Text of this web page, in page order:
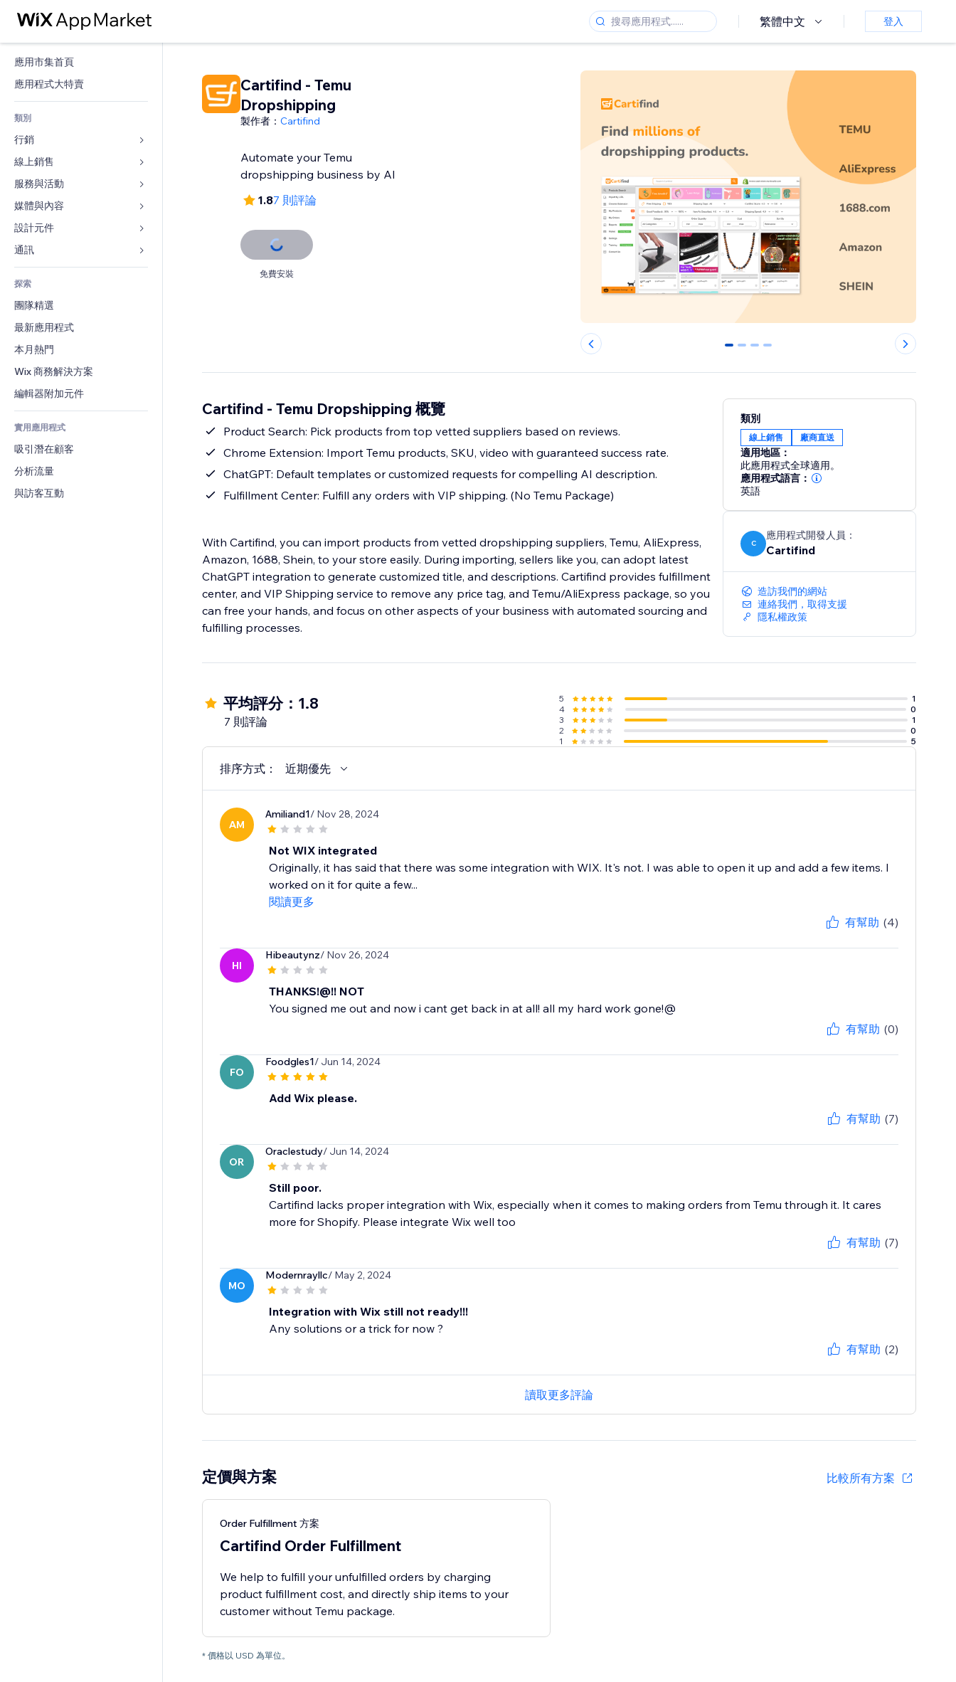
繁體中文 登入
應用市集首頁
應用程式大特賣
類別
行銷
廣告
行動裝置
分析
社交
發佈網站
電子郵件
轉換率
線上銷售
商店應用程式
出貨與送貨
付款按鈕
網路課程
會計
優惠券與酬賓計劃
倉儲解決方案
廠商直送
食品及飲料
服務與活動
旅館
活動
餐廳
不動產
預訂
媒體與內容
圖庫
音樂
Podcast
相片
影片
PDF
檔案分享
新聞
內容服務
設計元件
地圖與導航
隱私與安全性
時鐘
網頁範本
圖片效果
按鈕與選單
橫幅與徽章
計算機
搜尋
天氣
圖表與表格
表單
部落格
投票
聊天
留言
電話
社群
評價與推薦
CRM
探索
團隊精選
最新應用程式
本月熱門
Wix 商務解決方案
編輯器附加元件
實用應用程式
吸引潛在顧客
分析流量
與訪客互動
Cartifind - Temu
Dropshipping
製作者： Cartifind
Automate your Temu
dropshipping business by AI
1.87 則評論
免費安裝
0 1 2 3
Cartifind - Temu Dropshipping 概覽
Product Search: Pick products from top vetted suppliers based on reviews.
Chrome Extension: Import Temu products, SKU, video with guaranteed success rate.
ChatGPT: Default templates or customized requests for compelling AI description.
Fulfillment Center: Fulfill any orders with VIP shipping. (No Temu Package)
With Cartifind, you can import products from vetted dropshipping suppliers, Temu, AliExpress,
Amazon, 1688, Shein, to your store easily. During importing, sellers like you, can adopt latest
ChatGPT integration to generate customized title, and descriptions. Cartifind provides fulfillment
center, and VIP Shipping service to remove any price tag, and Temu/AliExpress package, so you
can free your hands, and focus on other aspects of your business with automated sourcing and
fulfilling processes.
類別
線上銷售 廠商直送
適用地區：
此應用程式全球適用。
應用程式語言：
英語
C
應用程式開發人員：
Cartifind
造訪我們的網站
連絡我們，取得支援
隱私權政策
平均評分：1.8
7 則評論
5
1
4
0
3
1
2
0
1
5
排序方式： 近期優先
AM
Amiliand1/ Nov 28, 2024
Not WIX integrated
Originally, it has said that there was some integration with WIX. It's not. I was able to open it up and add a few items. I
worked on it for quite a few...
閱讀更多
有幫助 (4)
HI
Hibeautynz/ Nov 26, 2024
THANKS!@!! NOT
You signed me out and now i cant get back in at all! all my hard work gone!@
有幫助 (0)
FO
Foodgles1/ Jun 14, 2024
Add Wix please.
有幫助 (7)
OR
Oraclestudy/ Jun 14, 2024
Still poor.
Cartifind lacks proper integration with Wix, especially when it comes to making orders from Temu through it. It cares
more for Shopify. Please integrate Wix well too
有幫助 (7)
MO
Modernrayllc/ May 2, 2024
Integration with Wix still not ready!!!
Any solutions or a trick for now ?
有幫助 (2)
讀取更多評論
定價與方案 比較所有方案
Order Fulfillment 方案
Cartifind Order Fulfillment
We help to fulfill your unfulfilled orders by charging
product fulfillment cost, and directly ship items to your
customer without Temu package.
* 價格以 USD 為單位。